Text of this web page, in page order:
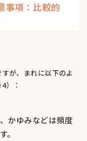
事項：比較的
が、まれに以下のよ
）：
かゆみなどは頻度
。